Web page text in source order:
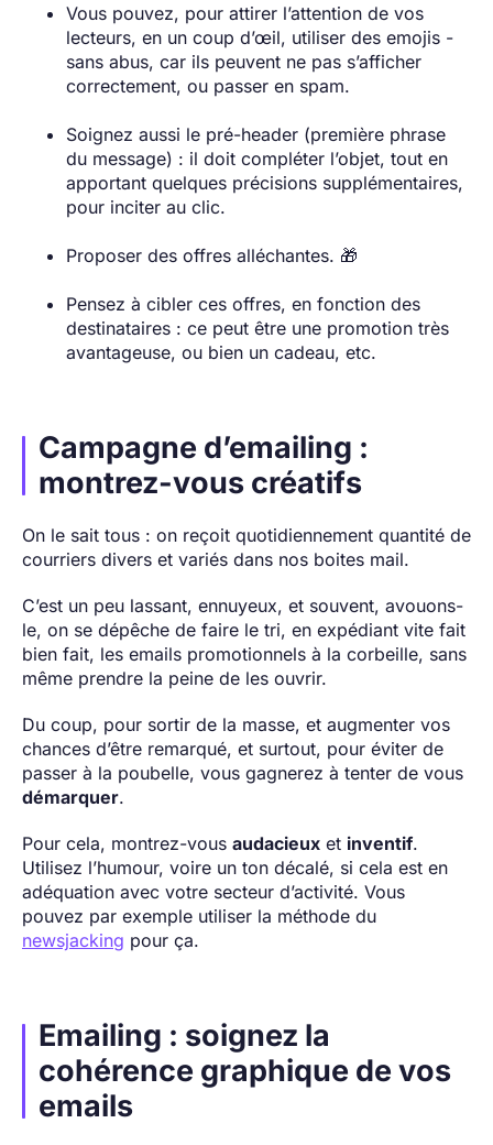
Vous pouvez, pour attirer l’attention de vos
lecteurs, en un coup d’œil, utiliser des emojis -
sans abus, car ils peuvent ne pas s’afficher
correctement, ou passer en spam.
Soignez aussi le pré-header (première phrase
du message) : il doit compléter l’objet, tout en
apportant quelques précisions supplémentaires,
pour inciter au clic.
Proposer des offres alléchantes. 🎁
Pensez à cibler ces offres, en fonction des
destinataires : ce peut être une promotion très
avantageuse, ou bien un cadeau, etc.
Campagne d’emailing :
montrez-vous créatifs
On le sait tous : on reçoit quotidiennement quantité de
courriers divers et variés dans nos boites mail.
C’est un peu lassant, ennuyeux, et souvent, avouons-
le, on se dépêche de faire le tri, en expédiant vite fait
bien fait, les emails promotionnels à la corbeille, sans
même prendre la peine de les ouvrir.
Du coup, pour sortir de la masse, et augmenter vos
chances d’être remarqué, et surtout, pour éviter de
passer à la poubelle, vous gagnerez à tenter de vous
démarquer.
Pour cela, montrez-vous audacieux et inventif.
Utilisez l’humour, voire un ton décalé, si cela est en
adéquation avec votre secteur d’activité. Vous
pouvez par exemple utiliser la méthode du
newsjacking pour ça.
Emailing : soignez la
cohérence graphique de vos
emails